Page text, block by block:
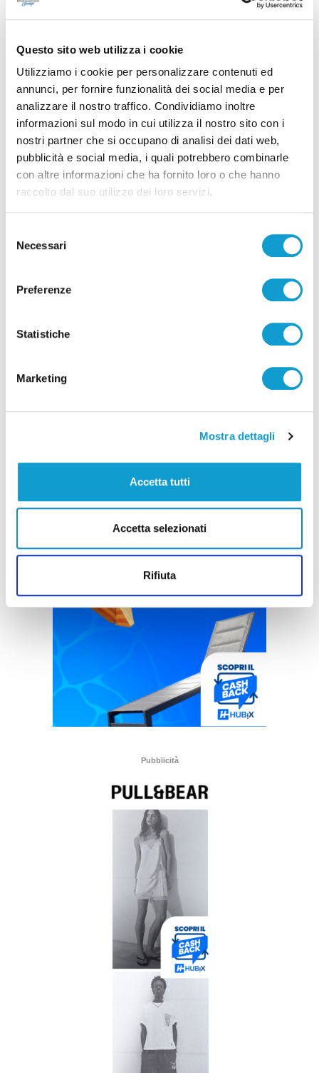
Questo sito web utilizza i cookie
Utilizziamo i cookie per personalizzare contenuti ed
annunci, per fornire funzionalità dei social media e per
analizzare il nostro traffico. Condividiamo inoltre
informazioni sul modo in cui utilizza il nostro sito con i
nostri partner che si occupano di analisi dei dati web,
pubblicità e social media, i quali potrebbero combinarle
con altre informazioni che ha fornito loro o che hanno
raccolto dal suo utilizzo dei loro servizi.
delNecessari
Preferenze
Statistiche
Marketing
Mostra dettagli
Accetta tutti
Accetta selezionati
Rifiuta
Calcio Serie C - Bongelli lascia la Samb e passa
alla Triestina
di Pierluigi Dorotei
Pubblicità